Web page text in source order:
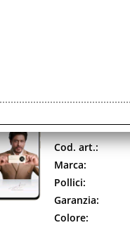
realme 12+.
Famiglia
processore:
NAVIGATOR
Cod. art.:
Marca:
Pollici:
Garanzia:
Colore: